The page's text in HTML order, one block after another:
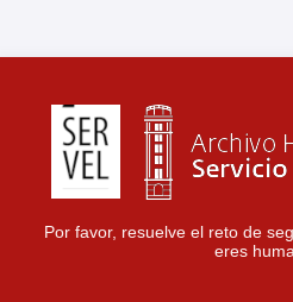
Por favor, resuelve el reto de
eres